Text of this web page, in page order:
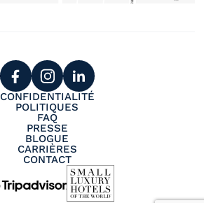
CONFIDENTIALITÉ
POLITIQUES
FAQ
PRESSE
BLOGUE
CARRIÈRES
CONTACT